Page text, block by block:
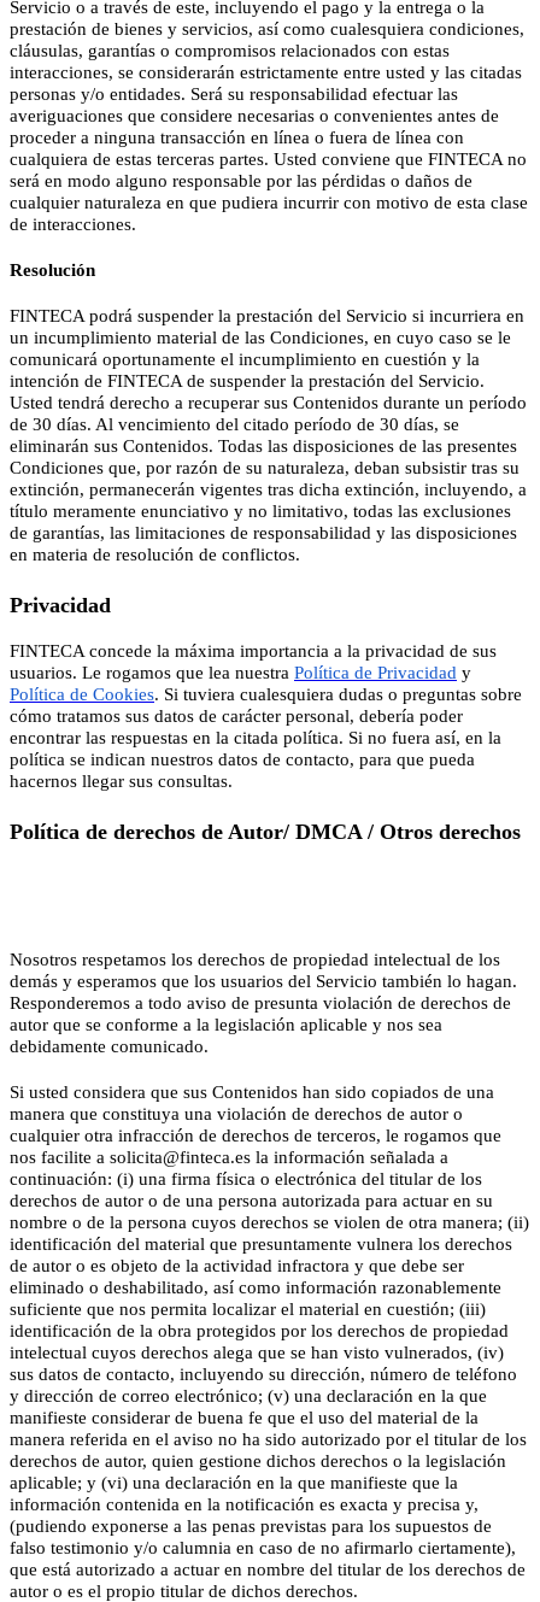
Servicio o a través de este, incluyendo el pago y la entrega o la
prestación de bienes y servicios, así como cualesquiera condiciones,
cláusulas, garantías o compromisos relacionados con estas
interacciones, se considerarán estrictamente entre usted y las citadas
personas y/o entidades. Será su responsabilidad efectuar las
averiguaciones que considere necesarias o convenientes antes de
proceder a ninguna transacción en línea o fuera de línea con
cualquiera de estas terceras partes. Usted conviene que FINTECA no
será en modo alguno responsable por las pérdidas o daños de
cualquier naturaleza en que pudiera incurrir con motivo de esta clase
de interacciones.
Resolución
FINTECA podrá suspender la prestación del Servicio si incurriera en
un incumplimiento material de las Condiciones, en cuyo caso se le
comunicará oportunamente el incumplimiento en cuestión y la
intención de FINTECA de suspender la prestación del Servicio.
Usted tendrá derecho a recuperar sus Contenidos durante un período
de 30 días. Al vencimiento del citado período de 30 días, se
eliminarán sus Contenidos. Todas las disposiciones de las presentes
Condiciones que, por razón de su naturaleza, deban subsistir tras su
extinción, permanecerán vigentes tras dicha extinción, incluyendo, a
título meramente enunciativo y no limitativo, todas las exclusiones
de garantías, las limitaciones de responsabilidad y las disposiciones
en materia de resolución de conflictos.
Privacidad
FINTECA concede la máxima importancia a la privacidad de sus
usuarios. Le rogamos que lea nuestra Política de Privacidad y
Política de Cookies. Si tuviera cualesquiera dudas o preguntas sobre
cómo tratamos sus datos de carácter personal, debería poder
encontrar las respuestas en la citada política. Si no fuera así, en la
política se indican nuestros datos de contacto, para que pueda
hacernos llegar sus consultas.
Política de derechos de Autor/ DMCA / Otros derechos
Nosotros respetamos los derechos de propiedad intelectual de los
demás y esperamos que los usuarios del Servicio también lo hagan.
Responderemos a todo aviso de presunta violación de derechos de
autor que se conforme a la legislación aplicable y nos sea
debidamente comunicado.
Si usted considera que sus Contenidos han sido copiados de una
manera que constituya una violación de derechos de autor o
cualquier otra infracción de derechos de terceros, le rogamos que
nos facilite a solicita@finteca.es la información señalada a
continuación: (i) una firma física o electrónica del titular de los
derechos de autor o de una persona autorizada para actuar en su
nombre o de la persona cuyos derechos se violen de otra manera; (ii)
identificación del material que presuntamente vulnera los derechos
de autor o es objeto de la actividad infractora y que debe ser
eliminado o deshabilitado, así como información razonablemente
suficiente que nos permita localizar el material en cuestión; (iii)
identificación de la obra protegidos por los derechos de propiedad
intelectual cuyos derechos alega que se han visto vulnerados, (iv)
sus datos de contacto, incluyendo su dirección, número de teléfono
y dirección de correo electrónico; (v) una declaración en la que
manifieste considerar de buena fe que el uso del material de la
manera referida en el aviso no ha sido autorizado por el titular de los
derechos de autor, quien gestione dichos derechos o la legislación
aplicable; y (vi) una declaración en la que manifieste que la
información contenida en la notificación es exacta y precisa y,
(pudiendo exponerse a las penas previstas para los supuestos de
falso testimonio y/o calumnia en caso de no afirmarlo ciertamente),
que está autorizado a actuar en nombre del titular de los derechos de
autor o es el propio titular de dichos derechos.